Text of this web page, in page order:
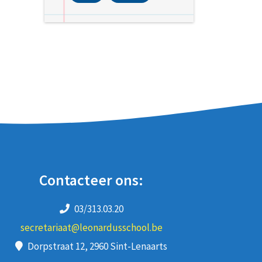
Contacteer ons:
03/313.03.20
secretariaat@leonardusschool.be
Dorpstraat 12, 2960 Sint-Lenaarts